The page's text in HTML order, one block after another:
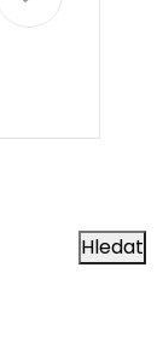
Hledat